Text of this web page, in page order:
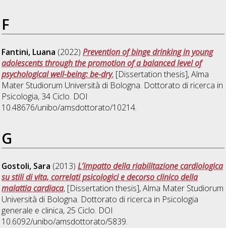
F
Fantini, Luana (2022)Prevention of binge drinking in young
adolescents through the promotion of a balanced level of
psychological well-being: be-dry, [Dissertation thesis], Alma
Mater Studiorum Università di Bologna. Dottorato di ricerca in
Psicologia, 34 Ciclo. DOI
10.48676/unibo/amsdottorato/10214.
G
Gostoli, Sara (2013)L’impatto della riabilitazione cardiologica
su stili di vita, correlati psicologici e decorso clinico della
malattia cardiaca, [Dissertation thesis], Alma Mater Studiorum
Università di Bologna. Dottorato di ricerca in Psicologia
generale e clinica, 25 Ciclo. DOI
10.6092/unibo/amsdottorato/5839.